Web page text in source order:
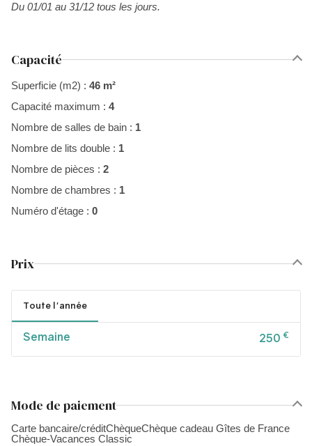
Du 01/01 au 31/12 tous les jours.
Capacité
Superficie (m2) : 46 m²
Capacité maximum : 4
Nombre de salles de bain : 1
Nombre de lits double : 1
Nombre de pièces : 2
Nombre de chambres : 1
Numéro d'étage : 0
Prix
Toute l'année
Semaine 250 €
Mode de paiement
Carte bancaire/créditChèqueChèque cadeau Gîtes de France
Chèque-Vacances Classic